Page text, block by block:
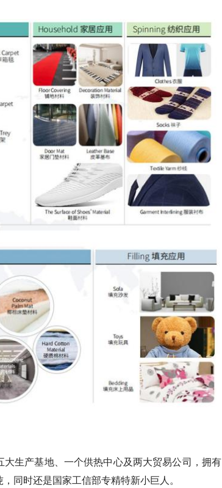
生产基地、一个供热中心及两大贸易公司，拥有
同时还是国家工信部专精特新小巨人。